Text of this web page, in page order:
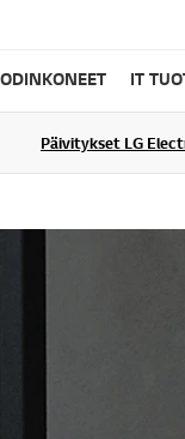
IT
Päivitykset LG